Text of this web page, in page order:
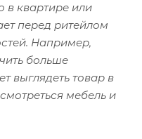
в квартире или
перед ритейлом
Например,
больше
выглядеть товар в
мебель и